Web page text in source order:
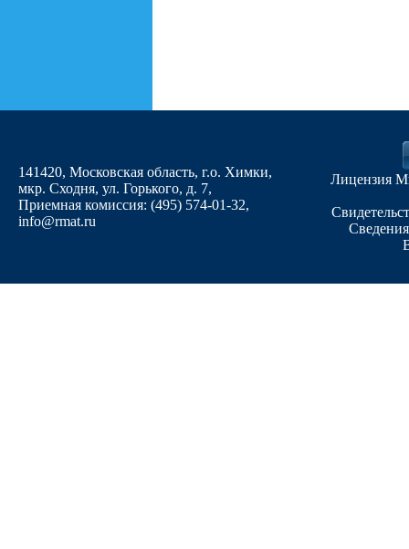
141420, Московская область, г.о. Химки,
мкр. Сходня, ул. Горького, д. 7,
Приемная комиссия: (495) 574-01-32,
info@rmat.ru
Лицензия